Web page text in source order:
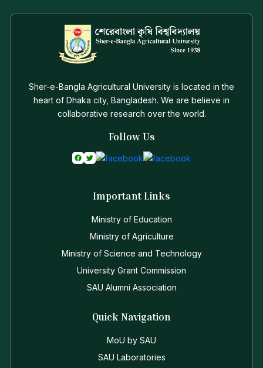
Sher-e-Bangla Agricultural University is located in the
heart of Dhaka city, Bangladesh. We are believe in
collaborative research over the world.
Follow Us
Important Links
Ministry of Education
Ministry of Agriculture
Ministry of Science and Technology
University Grant Commission
SAU Alumni Association
Quick Navigation
MoU by SAU
SAU Laboratories